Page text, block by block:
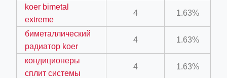
crew-neck-navy-blue/
koer bimetal
extreme
4 1.63%
биметаллический
радиатор koer
4 1.63%
кондиционеры
сплит системы
4 1.63%